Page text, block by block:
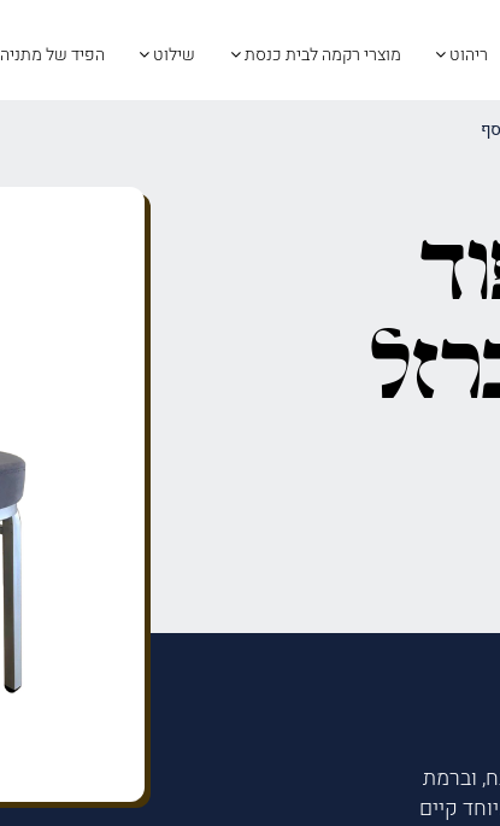
ריהוט מוצרי רקמה לבית כנסת שילוט הפיד של מתניה
וברמת
45.0 מתאים במיוחד קיים